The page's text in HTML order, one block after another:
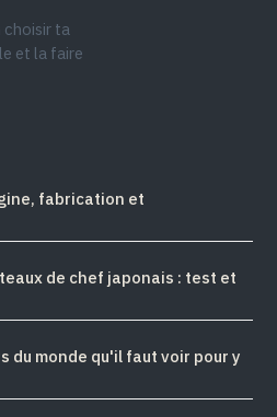
choisir ta
et la faire
fabrication et
de chef japonais : test et
du monde qu'il faut voir pour y